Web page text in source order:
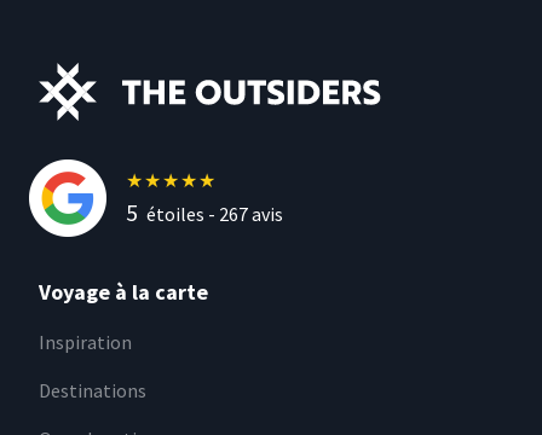
★★★★★
5 étoiles - 267avis
Voyage à la carte
Inspiration
Destinations